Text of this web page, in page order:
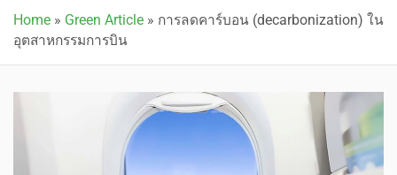
Home » Green Article » การลดคาร์บอน (decarbonization) ใน
อุตสาหกรรมการบิน